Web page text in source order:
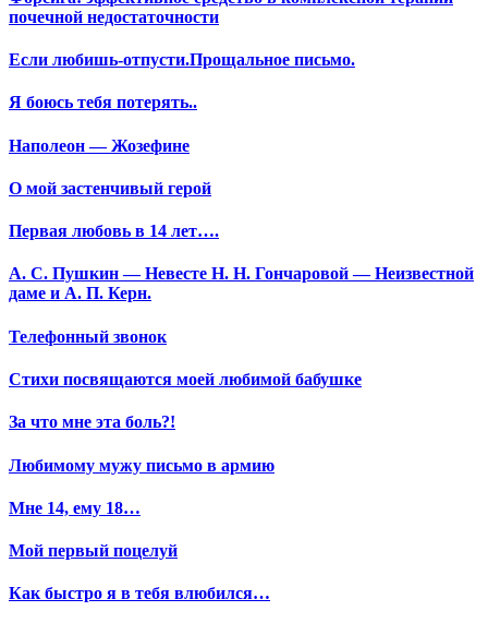
почечной недостаточности
Если любишь-отпусти.Прощальное письмо.
Я боюсь тебя потерять..
Наполеон — Жозефине
О мой застенчивый герой
Первая любовь в 14 лет….
А. С. Пушкин — Невесте Н. Н. Гончаровой — Неизвестной
даме и А. П. Керн.
Телефонный звонок
Стихи посвящаются моей любимой бабушке
За что мне эта боль?!
Любимому мужу письмо в армию
Мне 14, ему 18…
Мой первый поцелуй
Как быстро я в тебя влюбился…